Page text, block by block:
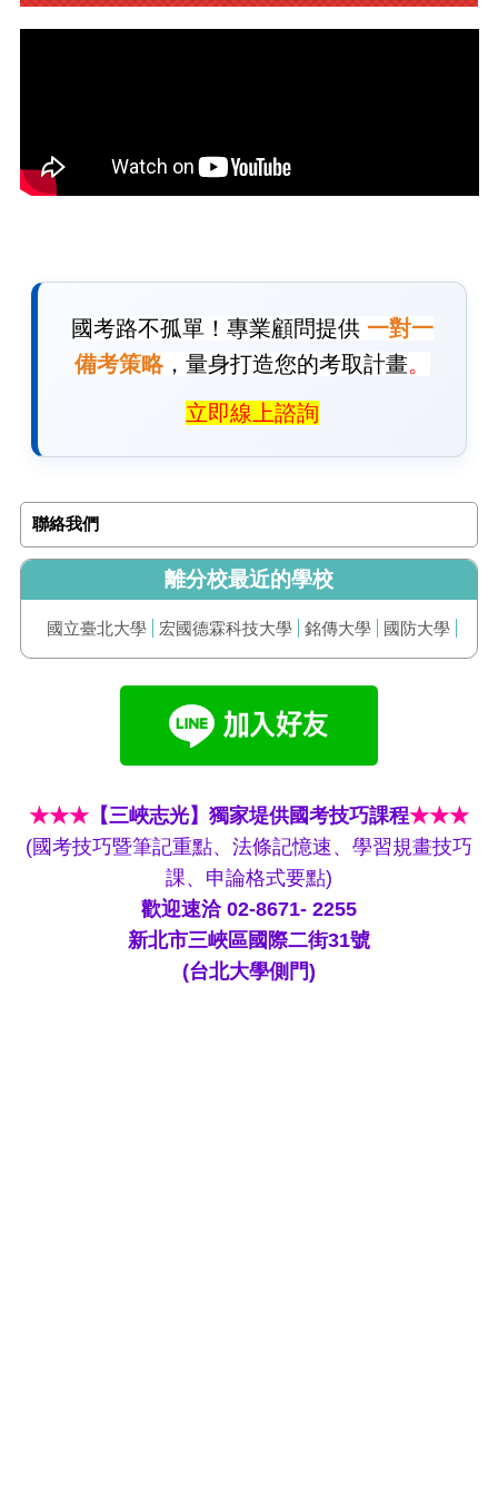
國考路不孤單！專業顧問提供 一對一
備考策略，量身打造您的考取計畫。
立即線上諮詢
聯絡我們
離分校最近的學校
國立臺北大學 宏國德霖科技大學 銘傳大學 國防大學
★★★ 【三峽志光】獨家堤供國考技巧課程★★★
(國考技巧暨筆記重點、法條記憶速、學習規畫技巧
課、申論格式要點)
歡迎速洽 02-8671- 2255
新北市三峽區國際二街31號
(台北大學側門)